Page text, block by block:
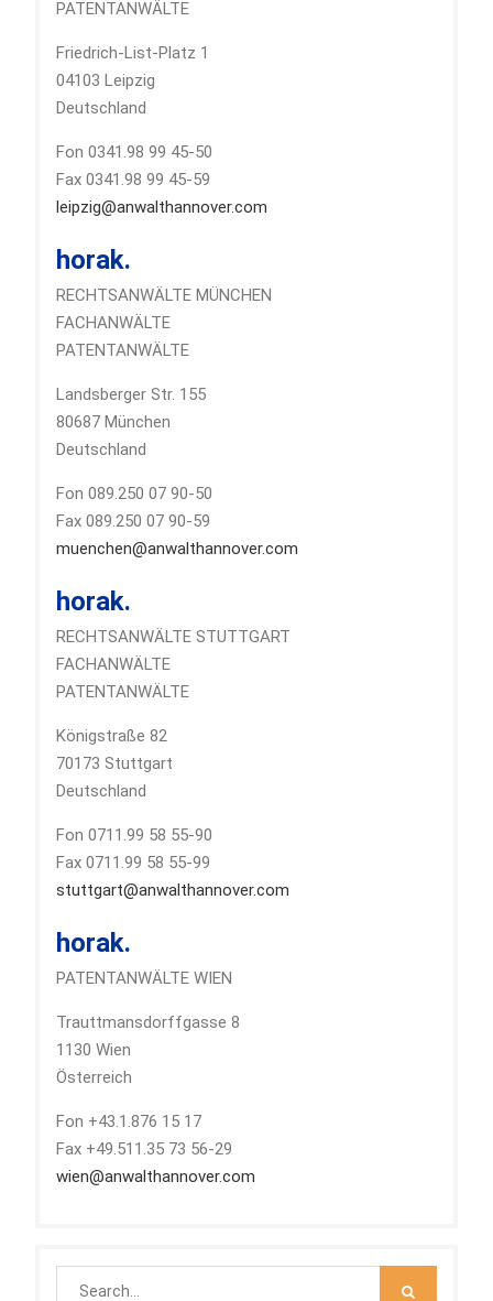
PATENTANWÄLTE
Friedrich-List-Platz 1
04103 Leipzig
Deutschland
Fon 0341.98 99 45-50
Fax 0341.98 99 45-59
leipzig@anwalthannover.com
horak.
RECHTSANWÄLTE MÜNCHEN
FACHANWÄLTE
PATENTANWÄLTE
Landsberger Str. 155
80687 München
Deutschland
Fon 089.250 07 90-50
Fax 089.250 07 90-59
muenchen@anwalthannover.com
horak.
RECHTSANWÄLTE STUTTGART
FACHANWÄLTE
PATENTANWÄLTE
Königstraße 82
70173 Stuttgart
Deutschland
Fon 0711.99 58 55-90
Fax 0711.99 58 55-99
stuttgart@anwalthannover.com
horak.
PATENTANWÄLTE WIEN
Trauttmansdorffgasse 8
1130 Wien
Österreich
Fon +43.1.876 15 17
Fax +49.511.35 73 56-29
wien@anwalthannover.com